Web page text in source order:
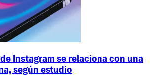
Instagram se relaciona con una
según estudio